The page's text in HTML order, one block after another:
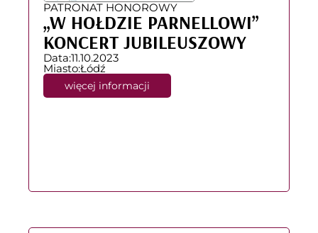
PATRONAT HONOROWY
„W HOŁDZIE PARNELLOWI”
KONCERT JUBILEUSZOWY
Data:11.10.2023
Miasto:Łódź
więcej informacji